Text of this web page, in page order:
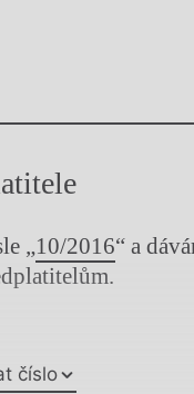
„10/2016“ a
číslo